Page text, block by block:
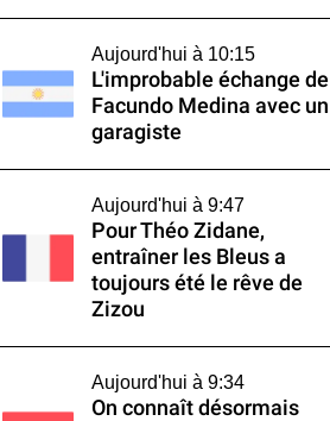
Aujourd'hui à 10:15
L'improbable échange de
Facundo Medina avec un
garagiste
Aujourd'hui à 9:47
Pour Théo Zidane,
entraîner les Bleus a
toujours été le rêve de
Zizou
Aujourd'hui à 9:34
On connaît désormais